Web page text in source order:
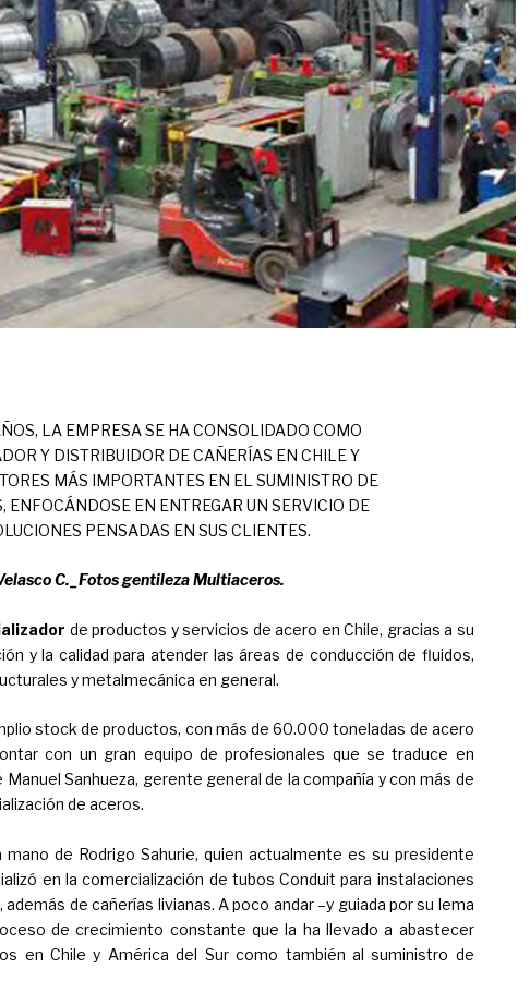
LA EMPRESA SE HA CONSOLIDADO COMO
Y DISTRIBUIDOR DE CAÑERÍAS EN CHILE Y
MÁS IMPORTANTES EN EL SUMINISTRO DE
ENFOCÁNDOSE EN ENTREGAR UN SERVICIO DE
PENSADAS EN SUS CLIENTES.
C._Fotos gentileza Multiaceros.
de productos y servicios de acero en Chile, gracias a su
y la calidad para atender las áreas de conducción de fluidos,
y metalmecánica en general.
stock de productos, con más de 60.000 toneladas de acero
con un gran equipo de profesionales que se traduce en
Sanhueza, gerente general de la compañía y con más de
de aceros.
de Rodrigo Sahurie, quien actualmente es su presidente
en la comercialización de tubos Conduit para instalaciones
de cañerías livianas. A poco andar –y guiada por su lema
de crecimiento constante que la ha llevado a abastecer
en Chile y América del Sur como también al suministro de